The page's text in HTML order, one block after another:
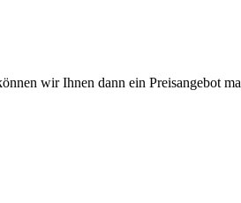
wir Ihnen dann ein Preisangebot